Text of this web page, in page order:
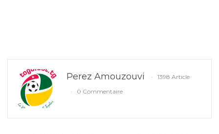
Perez Amouzouvi
1398 Article
0 Commentaire